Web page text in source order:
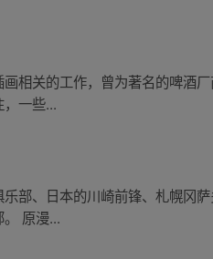
相关的工作，曾为著名的啤酒
一些...
部、日本的川崎前锋、札幌冈
原漫...